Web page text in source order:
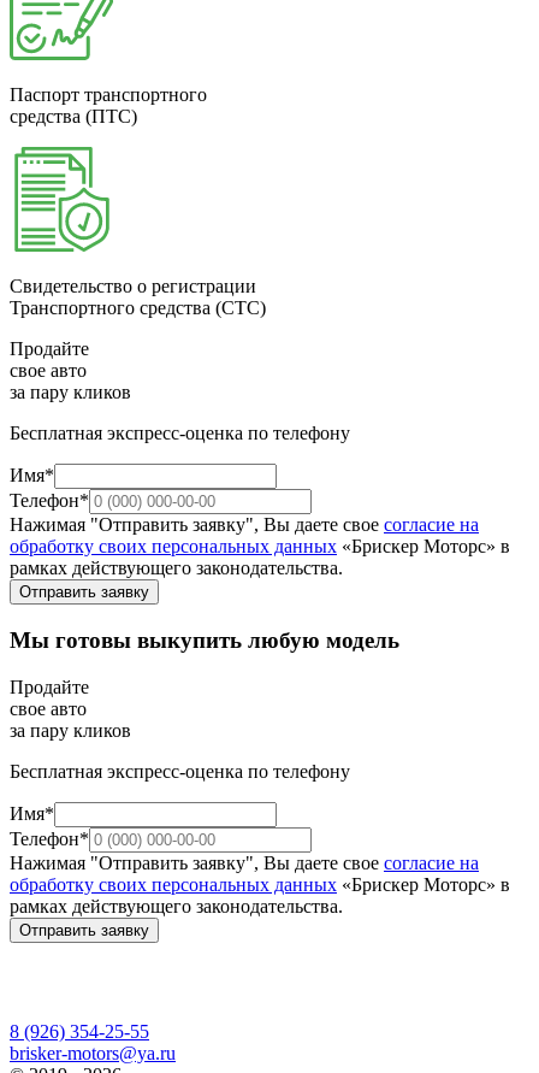
Паспорт транспортного
средства (ПТС)
Свидетельство о регистрации
Транспортного средства (СТС)
Продайте
свое авто
за пару кликов
Бесплатная экспресс-оценка по телефону
Имя*
Телефон*
Нажимая "Отправить заявку", Вы даете свое согласие на
обработку своих персональных данных «Брискер Моторс» в
рамках действующего законодательства.
Отправить заявку
Мы готовы выкупить любую модель
Продайте
свое авто
за пару кликов
Бесплатная экспресс-оценка по телефону
Имя*
Телефон*
Нажимая "Отправить заявку", Вы даете свое согласие на
обработку своих персональных данных «Брискер Моторс» в
рамках действующего законодательства.
Отправить заявку
8 (926) 354-25-55
brisker-motors@ya.ru